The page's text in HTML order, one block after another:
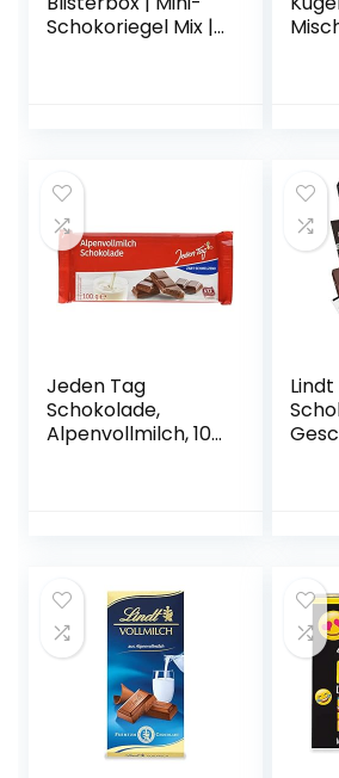
Schokoriegel Mix |
enk
Jeden Tag
Schokolade,
Alpenvollmilch, 100
enk